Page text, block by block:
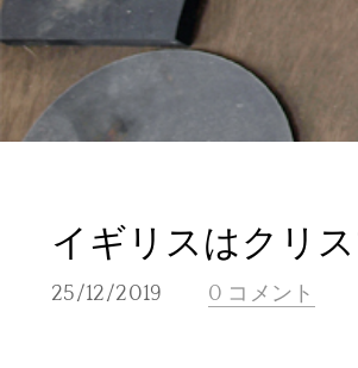
イギリスはクリ
25/12/2019 0 コメント